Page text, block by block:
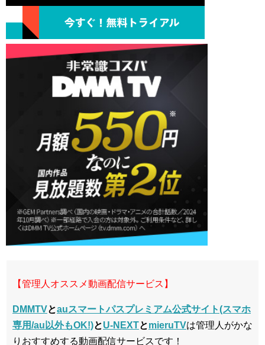
【管理人オススメ動画配信サービス】
DMMTVとauスマートパスプレミアム公式サイト(スマホ
専用/au以外もOK!)とU-NEXTとmieruTVは管理人がかな
りおすすめする動画配信サービスです！